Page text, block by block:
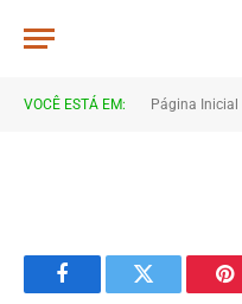
VOCÊ ESTÁ EM: Página Inicial
JWR_5157
FacebookTwitter